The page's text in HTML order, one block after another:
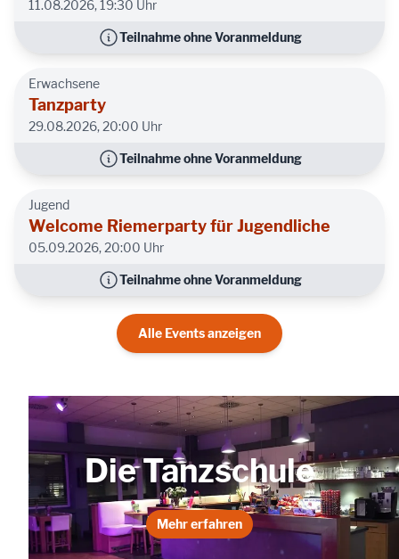
11.08.2026,19:30 Uhr
Teilnahme ohne Voranmeldung
Erwachsene
Tanzparty
29.08.2026, 20:00 Uhr
Teilnahme ohne Voranmeldung
Jugend
Welcome Riemerparty für Jugendliche
05.09.2026, 20:00 Uhr
Teilnahme ohne Voranmeldung
Alle Events anzeigen
Die Tanzschule
Mehr erfahren